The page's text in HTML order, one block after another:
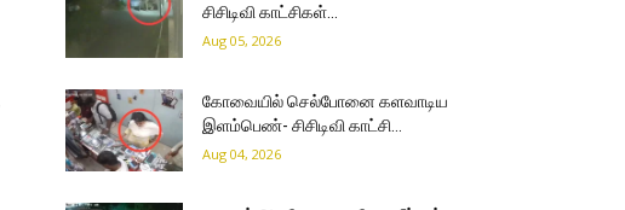
சிசிடிவி காட்சிகள்…
Aug 05, 2026
கோவையில் செல்போனை களவாடிய
இளம்பெண்- சிசிடிவி காட்சி…
Aug 04, 2026